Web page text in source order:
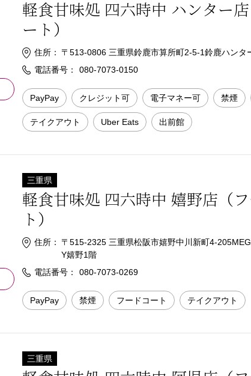
軽食甘味処 四六時中 ハンター
ート）
住所：
〒513-0806 三重県鈴鹿市算所町2-5-1鈴鹿ハンタ
電話番号：
080-7073-0150
PayPay クレジット可 電子マネー可 禁煙
テイクアウト Uber Eats 出前館
三重県
軽食甘味処 四六時中 嬉野店（
ト）
住所：
〒515-2325 三重県松阪市嬉野中川新町4-
Y嬉野1階
電話番号：
080-7073-0269
PayPay 禁煙 フードコート テイクアウト
三重県